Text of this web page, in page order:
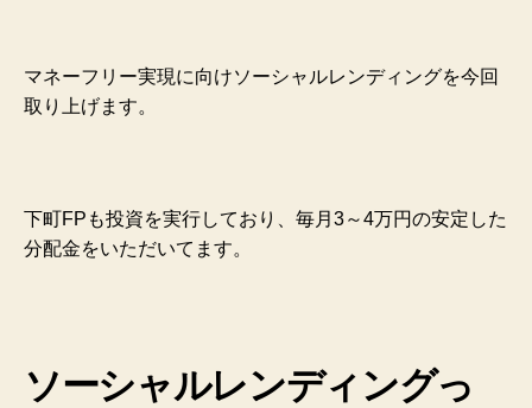
マネーフリー実現に向けソーシャルレンディングを今回
取り上げます。
下町FPも投資を実行しており、毎月3～4万円の安定した
分配金をいただいてます。
ソーシャルレンディングっ